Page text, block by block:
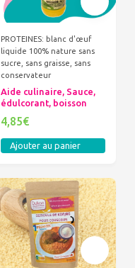
PROTEINES: blanc d'œuf
liquide 100% nature sans
sucre, sans graisse, sans
conservateur
Aide culinaire, Sauce,
édulcorant, boisson
4,85€
Ajouter au panier